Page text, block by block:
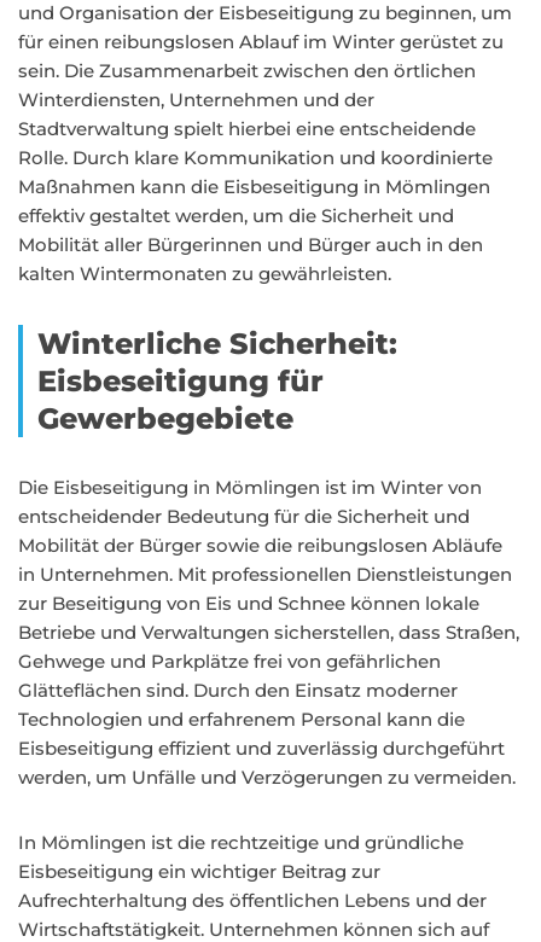
und Organisation der Eisbeseitigung zu beginnen, um
für einen reibungslosen Ablauf im Winter gerüstet zu
sein. Die Zusammenarbeit zwischen den örtlichen
Winterdiensten, Unternehmen und der
Stadtverwaltung spielt hierbei eine entscheidende
Rolle. Durch klare Kommunikation und koordinierte
Maßnahmen kann die Eisbeseitigung in Mömlingen
effektiv gestaltet werden, um die Sicherheit und
Mobilität aller Bürgerinnen und Bürger auch in den
kalten Wintermonaten zu gewährleisten.
Winterliche Sicherheit:
Eisbeseitigung für
Gewerbegebiete
Die Eisbeseitigung in Mömlingen ist im Winter von
entscheidender Bedeutung für die Sicherheit und
Mobilität der Bürger sowie die reibungslosen Abläufe
in Unternehmen. Mit professionellen Dienstleistungen
zur Beseitigung von Eis und Schnee können lokale
Betriebe und Verwaltungen sicherstellen, dass Straßen,
Gehwege und Parkplätze frei von gefährlichen
Glätteflächen sind. Durch den Einsatz moderner
Technologien und erfahrenem Personal kann die
Eisbeseitigung effizient und zuverlässig durchgeführt
werden, um Unfälle und Verzögerungen zu vermeiden.
In Mömlingen ist die rechtzeitige und gründliche
Eisbeseitigung ein wichtiger Beitrag zur
Aufrechterhaltung des öffentlichen Lebens und der
Wirtschaftstätigkeit. Unternehmen können sich auf